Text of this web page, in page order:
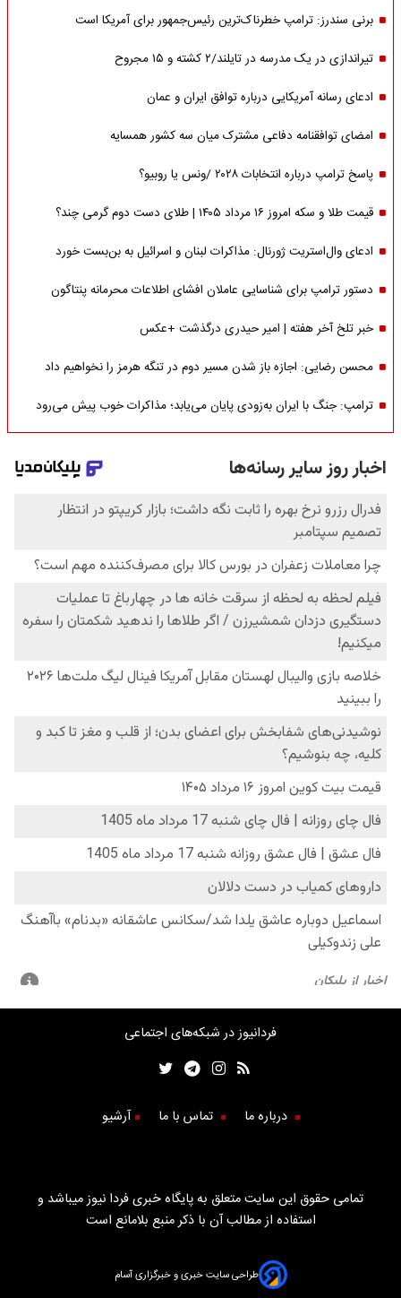
برنی سندرز: ترامپ خطرناک‌ترین رئیس‌جمهور برای آمریکا است
تیراندازی در یک مدرسه در تایلند/۲ کشته و ۱۵ مجروح
ادعای رسانه آمریکایی درباره توافق ایران و عمان
امضای توافقنامه دفاعی مشترک میان سه کشور همسایه
پاسخ ترامپ درباره انتخابات ۲۰۲۸ /ونس یا روبیو؟
قیمت طلا و سکه امروز ۱۶ مرداد ۱۴۰۵ | طلای دست دوم گرمی چند؟
ادعای وال‌استریت ژورنال: مذاکرات لبنان و اسرائیل به بن‌بست خورد
دستور ترامپ برای شناسایی عاملان افشای اطلاعات محرمانه پنتاگون
خبر تلخ آخر هفته | امیر حیدری درگذشت +عکس
محسن رضایی: اجازه باز شدن مسیر دوم در تنگه هرمز را نخواهیم داد
ترامپ: جنگ با ایران به‌زودی پایان می‌یابد؛ مذاکرات خوب پیش می‌رود
فردانیوز در شبکه‌های اجتماعی
درباره ما تماس با ما آرشیو
تمامی حقوق این سایت متعلق به پایگاه خبری فردا نیوز میباشد و
استفاده از مطالب آن با ذکر منبع بلامانع است
طراحی سایت خبری و خبرگزاری آسام